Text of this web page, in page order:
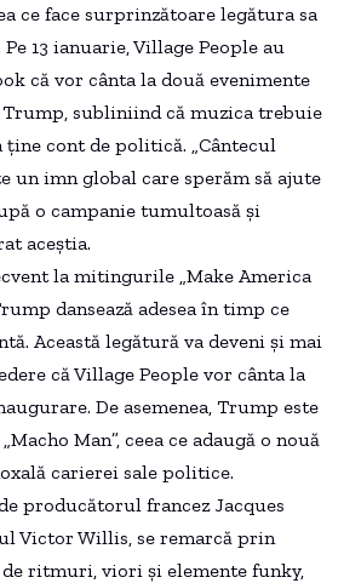
ce face surprinzătoare legătura sa
13 ianuarie, Village People au
că vor cânta la două evenimente
subliniind că muzica trebuie
cont de politică. „Cântecul
un imn global care sperăm să ajute
o campanie tumultoasă și
aceștia.
la mitingurile „Make America
dansează adesea în timp ce
Această legătură va deveni și mai
că Village People vor cânta la
De asemenea, Trump este
Man”, ceea ce adaugă o nouă
carierei sale politice.
de producătorul francez Jacques
Victor Willis, se remarcă prin
ritmuri, viori și elemente funky,